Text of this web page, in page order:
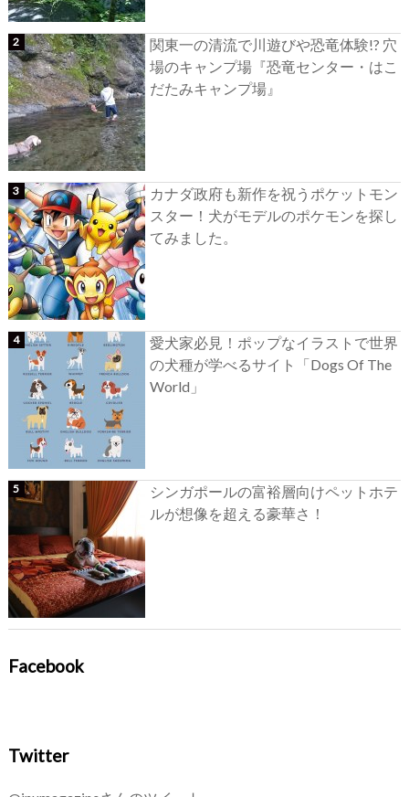
関東一の清流で川遊びや恐竜体験!? 穴
場のキャンプ場『恐竜センター・はこ
だたみキャンプ場』
カナダ政府も新作を祝うポケットモン
スター！犬がモデルのポケモンを探し
てみました。
愛犬家必見！ポップなイラストで世界
の犬種が学べるサイト「Dogs Of The
World」
シンガポールの富裕層向けペットホテ
ルが想像を超える豪華さ！
Facebook
Twitter